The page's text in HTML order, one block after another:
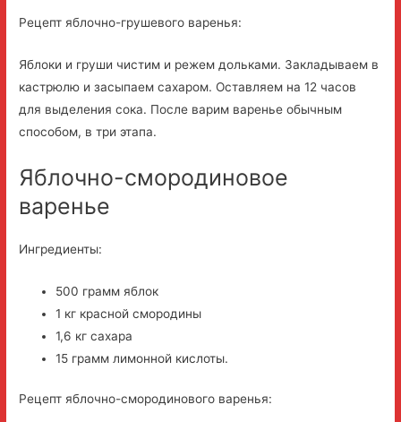
Рецепт яблочно-грушевого варенья:
Яблоки и груши чистим и режем дольками. Закладываем в
кастрюлю и засыпаем сахаром. Оставляем на 12 часов
для выделения сока. После варим варенье обычным
способом, в три этапа.
Яблочно-смородиновое
варенье
Ингредиенты:
500 грамм яблок
1 кг красной смородины
1,6 кг сахара
15 грамм лимонной кислоты.
Рецепт яблочно-смородинового варенья: